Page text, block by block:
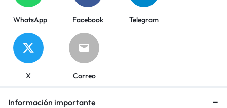
WhatsApp Facebook Telegram
X Correo
Información importante